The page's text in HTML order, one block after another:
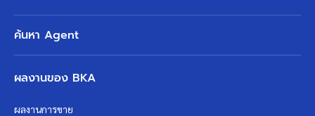
ค้นหา Agent
ผลงานของ BKA
ผลงานการขาย